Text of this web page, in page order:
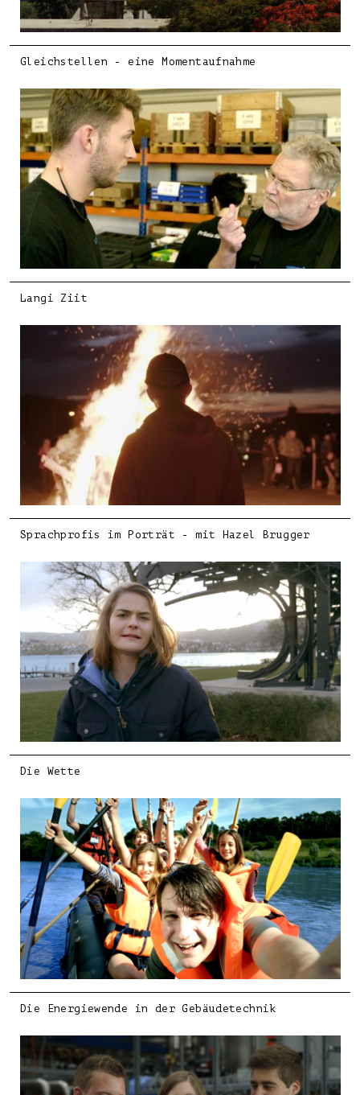
Gleichstellen - eine Momentaufnahme
Langi Ziit
Sprachprofis im Porträt - mit Hazel Brugger
Die Wette
Die Energiewende in der Gebäudetechnik